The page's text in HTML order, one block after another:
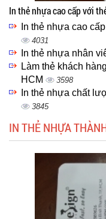
In thẻ nhựa cao cấp với
In thẻ nhựa cao
4031
In thẻ nhựa nhân
Làm thẻ khách
HCM
3598
In thẻ nhựa chất
3845
IN THẺ NHỰA